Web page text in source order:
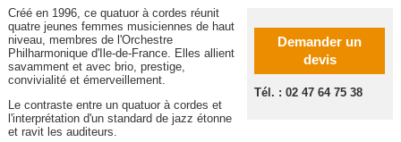
Demander un
devis
Tél. : 02 47 64 75 38
Créé en 1996, ce quatuor à cordes réunit
quatre jeunes femmes musiciennes de haut
niveau, membres de l'Orchestre
Philharmonique d'Ile-de-France. Elles allient
savamment et avec brio, prestige,
convivialité et émerveillement.
Le contraste entre un quatuor à cordes et
l'interprétation d'un standard de jazz étonne
et ravit les auditeurs.